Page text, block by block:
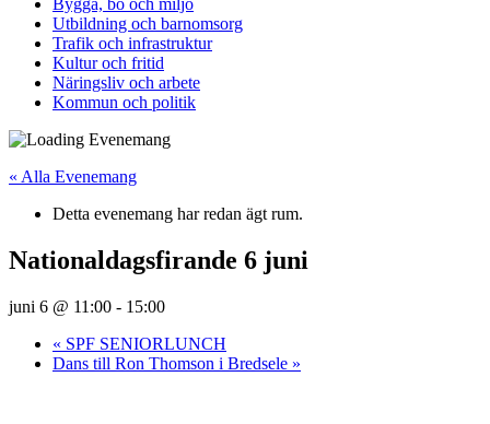
Bygga, bo och miljö
Utbildning och barnomsorg
Trafik och infrastruktur
Kultur och fritid
Näringsliv och arbete
Kommun och politik
« Alla Evenemang
Detta evenemang har redan ägt rum.
Nationaldagsfirande 6 juni
juni 6 @ 11:00 - 15:00
« SPF SENIORLUNCH
Dans till Ron Thomson i Bredsele »